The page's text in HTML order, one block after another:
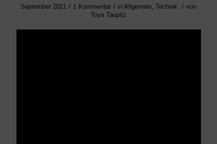
September 2021 / 1 Kommentar / inAllgemein,Technik / von
Toya Taupitz